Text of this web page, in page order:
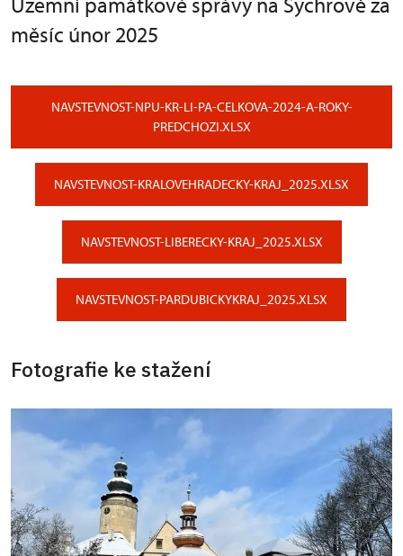
měsíc únor 2025
NAVSTEVNOST-NPU-KR-LI-PA-CELKOVA-2024-A-ROKY-
PREDCHOZI.XLSX
NAVSTEVNOST-KRALOVEHRADECKY-KRAJ_2025.XLSX
NAVSTEVNOST-LIBERECKY-KRAJ_2025.XLSX
NAVSTEVNOST-PARDUBICKYKRAJ_2025.XLSX
Fotografie ke stažení